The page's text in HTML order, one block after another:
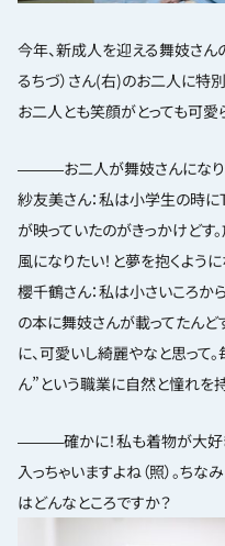
今年、新成人を迎える舞妓さん
るちづ）さん(右)のお二人に特
お二人とも笑顔がとっても可愛
―――お二人が舞妓さんになり
紗友美さん：私は小学生の時に
が映っていたのがきっかけどす
風になりたい！と夢を抱くように
櫻千鶴さん：私は小さいころか
の本に舞妓さんが載ってたんど
に、可愛いし綺麗やなと思って
ん”という職業に自然と憧れを
―――確かに！私も着物が大好
入っちゃいますよね（照）。ち
はどんなところですか？